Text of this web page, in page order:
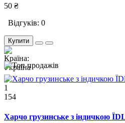
50 ₴
Відгуків: 0
Купити
1
154
Харчо грузинське з індичкою